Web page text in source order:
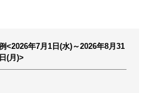
年7月1日(水)～2026年8月31
日(月)>